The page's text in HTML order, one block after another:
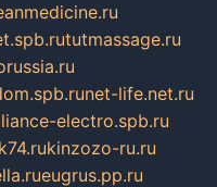
tutmassage.ru
net-life.net.ru
electro.spb.ru
kinzozo-ru.ru
eugrus.pp.ru